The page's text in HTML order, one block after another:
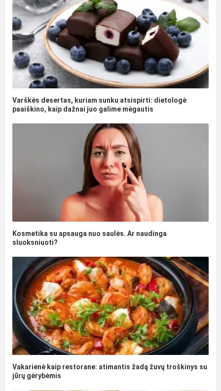
Varškės desertas, kuriam sunku atsispirti: dietologė
paaiškino, kaip dažnai juo galime mėgautis
Kosmetika su apsauga nuo saulės. Ar naudinga
sluoksniuoti?
Vakarienė kaip restorane: atimantis žadą žuvų troškinys su
jūrų gėrybėmis